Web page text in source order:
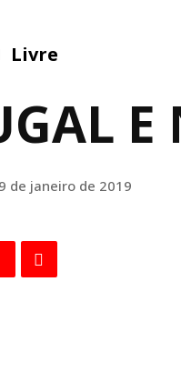
Livre
de janeiro de 2019